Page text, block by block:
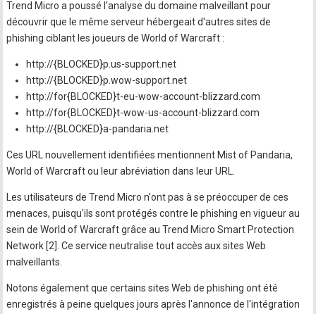
Trend Micro a poussé l'analyse du domaine malveillant pour
découvrir que le même serveur hébergeait d'autres sites de
phishing ciblant les joueurs de World of Warcraft :
http://{BLOCKED}p.us-support.net
http://{BLOCKED}p.wow-support.net
http://for{BLOCKED}t-eu-wow-account-blizzard.com
http://for{BLOCKED}t-wow-us-account-blizzard.com
http://{BLOCKED}a-pandaria.net
Ces URL nouvellement identifiées mentionnent Mist of Pandaria,
World of Warcraft ou leur abréviation dans leur URL.
Les utilisateurs de Trend Micro n'ont pas à se préoccuper de ces
menaces, puisqu'ils sont protégés contre le phishing en vigueur au
sein de World of Warcraft grâce au Trend Micro Smart Protection
Network [2]. Ce service neutralise tout accès aux sites Web
malveillants.
Notons également que certains sites Web de phishing ont été
enregistrés à peine quelques jours après l'annonce de l'intégration